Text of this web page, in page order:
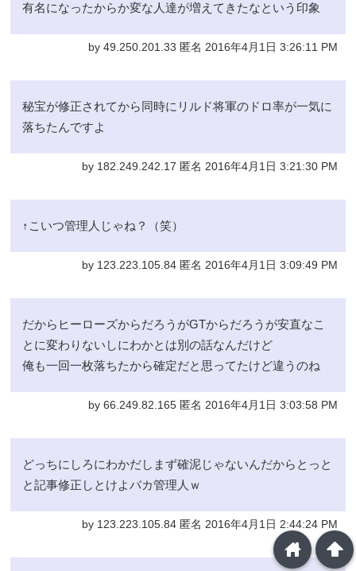
有名になったからか変な人達が増えてきたなという印象
by 49.250.201.33 匿名 2016年4月1日 3:26:11 PM
秘宝が修正されてから同時にリルド将軍のドロ率が一気に
落ちたんですよ
by 182.249.242.17 匿名 2016年4月1日 3:21:30 PM
↑こいつ管理人じゃね？（笑）
by 123.223.105.84 匿名 2016年4月1日 3:09:49 PM
だからヒーローズからだろうがGTからだろうが安直なこ
とに変わりないしにわかとは別の話なんだけど
俺も一回一枚落ちたから確定だと思ってたけど違うのね
by 66.249.82.165 匿名 2016年4月1日 3:03:58 PM
どっちにしろにわかだしまず確泥じゃないんだからとっと
と記事修正しとけよバカ管理人ｗ
by 123.223.105.84 匿名 2016年4月1日 2:44:24 PM
arrowup
home